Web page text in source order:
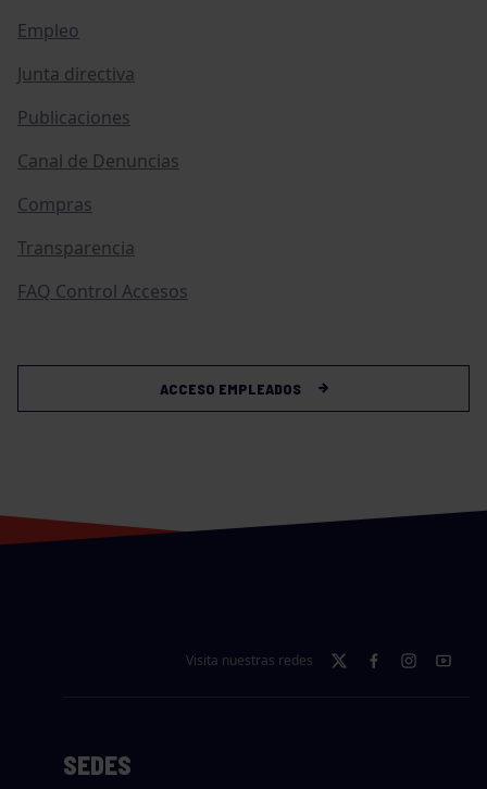
Empleo
Junta directiva
Publicaciones
Canal de Denuncias
Compras
Transparencia
FAQ Control Accesos
ACCESO EMPLEADOS
Visita nuestras redes
SEDES